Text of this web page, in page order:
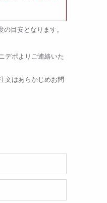
目安となります。
デポよりご連絡いた
文はあらかじめお問